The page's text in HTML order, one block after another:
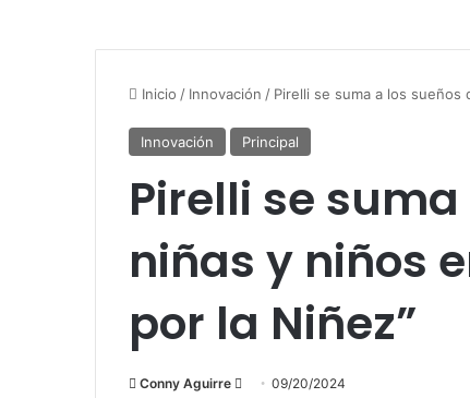
Inicio / Innovación / Pirelli se suma a los sueños
Innovación Principal
Pirelli se
niñas y niños
por la Niñez”
Conny Aguirre
Send09/20/2024